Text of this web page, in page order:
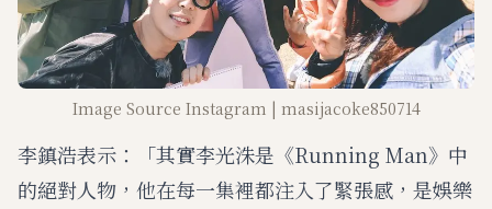
Image Source Instagram | masijacoke850714
李鎮浩表示：「其實李光洙是《Running Man》中
的絕對人物，他在每一集裡都注入了緊張感，是娛樂